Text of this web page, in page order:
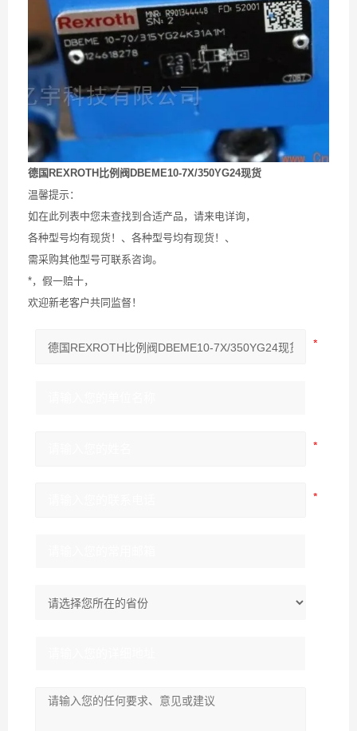
德国REXROTH比例阀DBEME10-7X/350YG24现货
温馨提示：
如在此列表中您未查找到合适产品，请来电详询，
各种型号均有现货！、各种型号均有现货！、
需采购其他型号可联系咨询。
*，假一赔十，
欢迎新老客户共同监督！